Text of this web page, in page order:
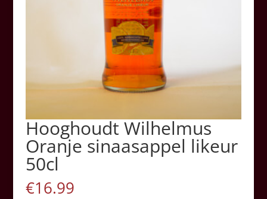
Hooghoudt Wilhelmus
Oranje sinaasappel likeur
50cl
€16.99